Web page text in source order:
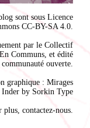
sont sous Licence
CC-BY-SA 4.0.
par le Collectif
Communs, et édité
ouverte.
graphique : Mirages
by Sorkin Type
plus, contactez-nous.